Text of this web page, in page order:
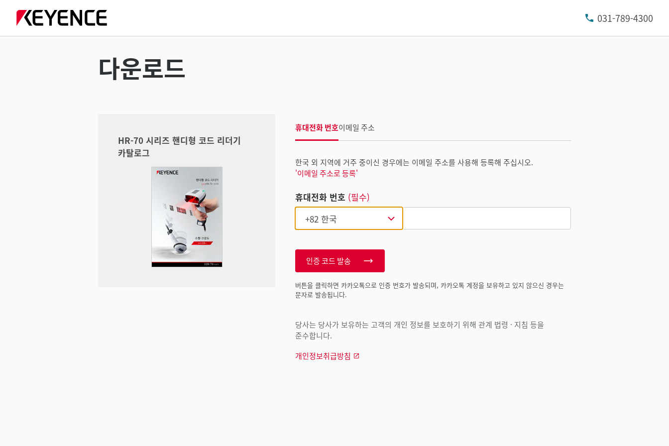
031-789-4300
다운로드
HR-70 시리즈 핸디형 코드 리더기
카탈로그
휴대전화 번호이메일 주소
한국 외 지역에 거주 중이신 경우에는 이메일 주소를 사용해 등록해 주십시오.
'이메일 주소로 등록'
휴대전화 번호 (필수)
인증 코드 발송
버튼을 클릭하면 카카오톡으로 인증 번호가 발송되며, 카카오톡 계정을 보유하고 있지 않으신 경우는
문자로 발송됩니다.
당사는 당사가 보유하는 고객의 개인 정보를 보호하기 위해 관계 법령 · 지침 등을
준수합니다.
개인정보취급방침